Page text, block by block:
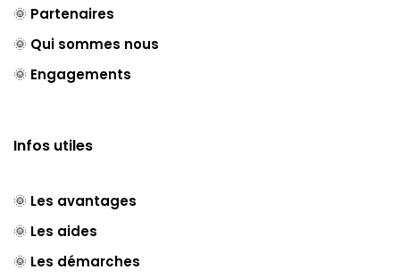
🌞 Partenaires
🌞 Qui sommes nous
🌞 Engagements
Infos utiles
🌞 Les avantages
🌞 Les aides
🌞 Les démarches